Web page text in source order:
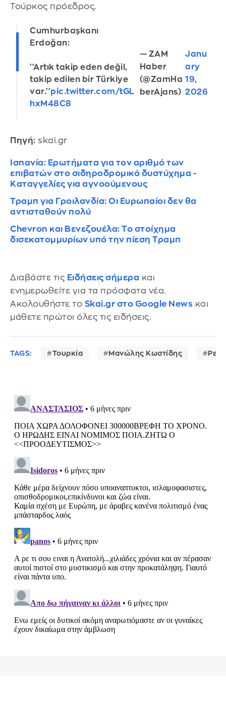
Τούρκος πρόεδρος.
Cumhurbaşkanı
Erdoğan:
''Artık takip eden değil,
takip edilen bir Türkiye
var.''pic.twitter.com/tGL
hxM48C8
— ZAM
Haber
(@ZamHa
berAjans)
Janu
ary
19,
2026
Πηγή: skai.gr
Ισπανία: Ερωτήματα για τον αριθμό των
επιβατών στο σιδηροδρομικό δυστύχημα -
Kαταγγελίες για αγνοούμενους
Τραμπ για Γροιλανδία: Οι Ευρωπαίοι δεν θα
αντισταθούν πολύ
Chevron και Βενεζουέλα: Το στοίχημα
δισεκατομμυρίων υπό την πίεση Τραμπ
Διαβάστε τις Ειδήσεις σήμερα και
ενημερωθείτε για τα πρόσφατα νέα.
Ακολουθήστε το Skai.gr στο Google News και
μάθετε πρώτοι όλες τις ειδήσεις.
TAGS: Τουρκία Μανώλης Κωστίδης